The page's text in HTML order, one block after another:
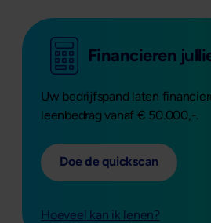
Financieren
Uw bedrijfspand laten
leenbedrag vanaf € 50.000,-.
Doe de quickscan
Hoeveel kan ik lenen?